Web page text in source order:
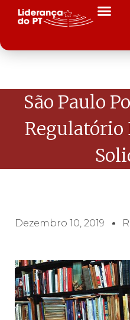
São Paulo
Regulatório
Dezembro 10, 2019